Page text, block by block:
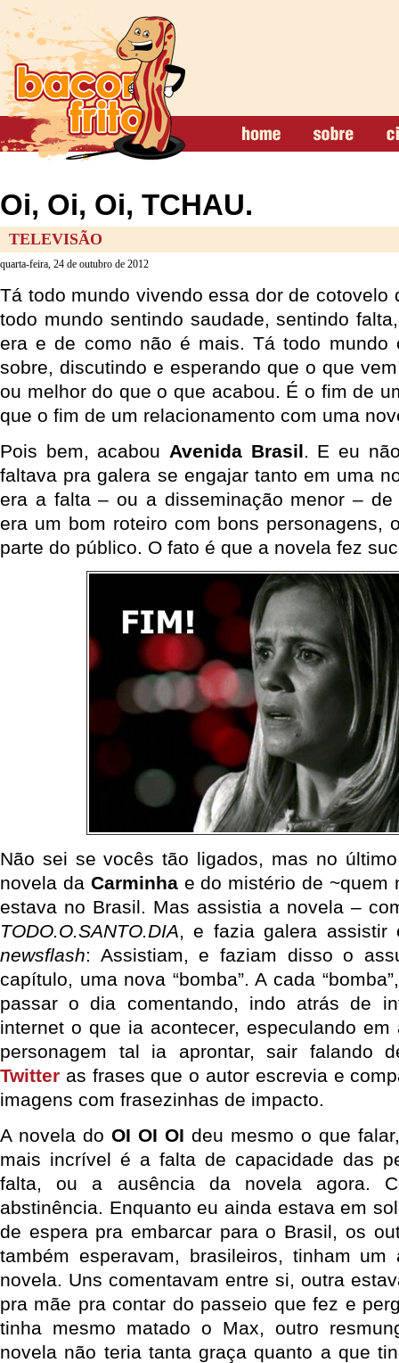
Oi, Oi, Oi, TCHAU.
TELEVISÃO
quarta-feira, 24 de outubro de 2012
Tá todo mundo vivendo essa dor de cotovelo
todo mundo sentindo saudade, sentindo
era e de como não é mais. Tá todo mundo
sobre, discutindo e esperando que o que
ou melhor do que o que acabou. É o fim de
que o fim de um relacionamento com uma
Pois bem, acabou Avenida Brasil. E eu
faltava pra galera se engajar tanto em uma
era a falta – ou a disseminação menor –
era um bom roteiro com bons personagens,
parte do público. O fato é que a novela fez
Não sei se vocês tão ligados, mas no
novela da Carminhae do mistério de ~quem
estava no Brasil. Mas assistia a novela –
TODO.O.SANTO.DIA, e fazia galera assistir
newsflash: Assistiam, e faziam disso o
capítulo, uma nova “bomba”. A cada
passar o dia comentando, indo atrás de
internet o que ia acontecer, especulando
personagem tal ia aprontar, sair falando
Twitter as frases que o autor escrevia e
imagens com frasezinhas de impacto.
A novela do OI OI OI deu mesmo o que
mais incrível é a falta de capacidade das
falta, ou a ausência da novela agora.
abstinência. Enquanto eu ainda estava em
de espera pra embarcar para o Brasil, os
também esperavam, brasileiros, tinham
novela. Uns comentavam entre si, outra
pra mãe pra contar do passeio que fez e
tinha mesmo matado o Max, outro
novela não teria tanta graça quanto a que